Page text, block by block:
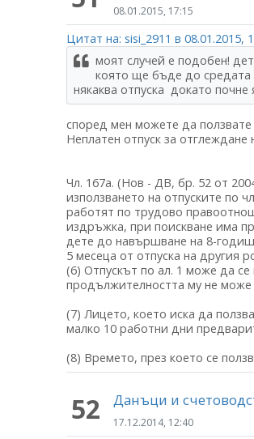
08.01.2015, 17:15
Цитат на: sisi_2911 в 08.01.2015,
моят случей е подобен!
която ще бъде до средата
някаква отпуска докато почне
според мен можете да ползвате
Неплатен отпуск за
Чл. 167а. (Нов - ДВ, бр. 52 от
използването на отпуските по
работят по трудово
издръжка, при поискване има
дете до навършване на 8-
5 месеца от отпуска на другия
(6) Отпускът по ал. 1 може да се
продължителността му не
(7) Лицето, което иска да
малко 10 работни дни
(8) Времето, през което се
52 Данъци и
17.12.2014, 12:40